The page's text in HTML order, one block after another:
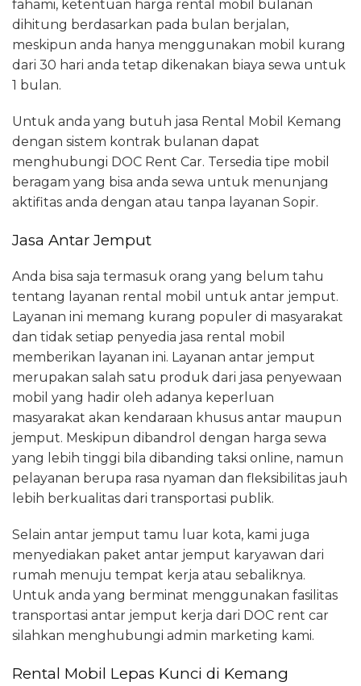
fahami, ketentuan harga rental mobil bulanan
dihitung berdasarkan pada bulan berjalan,
meskipun anda hanya menggunakan mobil kurang
dari 30 hari anda tetap dikenakan biaya sewa untuk
1 bulan.
Untuk anda yang butuh jasa Rental Mobil Kemang
dengan sistem kontrak bulanan dapat
menghubungi DOC Rent Car. Tersedia tipe mobil
beragam yang bisa anda sewa untuk menunjang
aktifitas anda dengan atau tanpa layanan Sopir.
Jasa Antar Jemput
Anda bisa saja termasuk orang yang belum tahu
tentang layanan rental mobil untuk antar jemput.
Layanan ini memang kurang populer di masyarakat
dan tidak setiap penyedia jasa rental mobil
memberikan layanan ini. Layanan antar jemput
merupakan salah satu produk dari jasa penyewaan
mobil yang hadir oleh adanya keperluan
masyarakat akan kendaraan khusus antar maupun
jemput. Meskipun dibandrol dengan harga sewa
yang lebih tinggi bila dibanding taksi online, namun
pelayanan berupa rasa nyaman dan fleksibilitas jauh
lebih berkualitas dari transportasi publik.
Selain antar jemput tamu luar kota, kami juga
menyediakan paket antar jemput karyawan dari
rumah menuju tempat kerja atau sebaliknya.
Untuk anda yang berminat menggunakan fasilitas
transportasi antar jemput kerja dari DOC rent car
silahkan menghubungi admin marketing kami.
Rental Mobil Lepas Kunci di Kemang